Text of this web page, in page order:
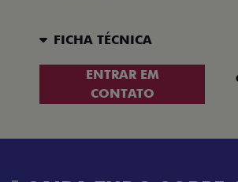
FICHA TÉCNICA
ENTRAR EM
CONTATO